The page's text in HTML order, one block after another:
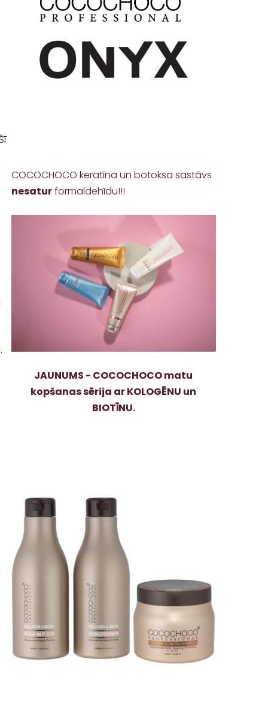
COCOCHOCO keratīna un botoksa sastāvs
nesaturformaldehīdu!!!
JAUNUMS - COCOCHOCO matu
kopšanas sērija ar KOLOGĒNU un
BIOTĪNU.